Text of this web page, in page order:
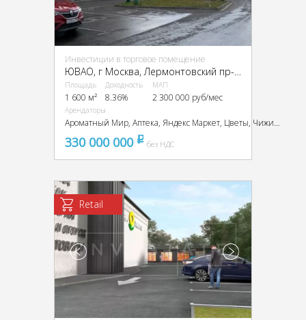
Инвестиции в торговое помещение
ЮВАО, г Москва, Лермонтовский пр-т, 2, кор. 1
Площадь
1 600 м²
Доходность
8.36%
МАП
2 300 000 руб/мес
Арендаторы
Ароматный Мир, Аптека, Яндекс Маркет, Цветы, Чижик, Стильные Кухни, Табак
330 000 000 pуббез НДС
Retail